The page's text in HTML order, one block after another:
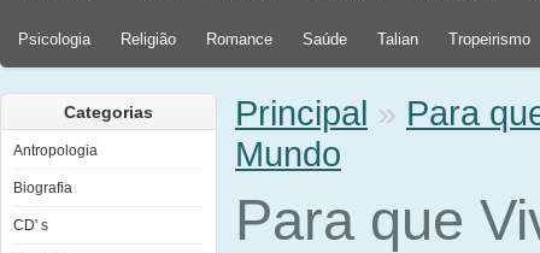
Psicologia Religião Romance Saúde Talian Tropeirismo
Categorias
Antropologia
Biografia
CD' s
Principal » Para
Mundo
Para que